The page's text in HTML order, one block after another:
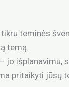
teminės
temą.
jo išplanavimu,
pritaikyti jūsų